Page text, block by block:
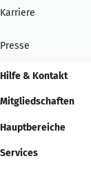
Karriere
Presse
Hilfe & Kontakt
Mitgliedschaften
Hauptbereiche
Services